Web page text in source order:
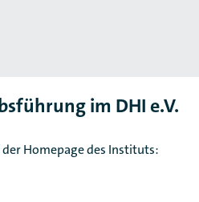
im DHI e.V.
Homepage des Instituts: